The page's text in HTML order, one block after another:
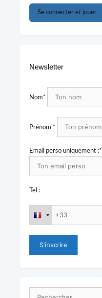
Se connecter et jouer
Newsletter
Nom*
Prénom *
Email perso uniquement :*
Tel :